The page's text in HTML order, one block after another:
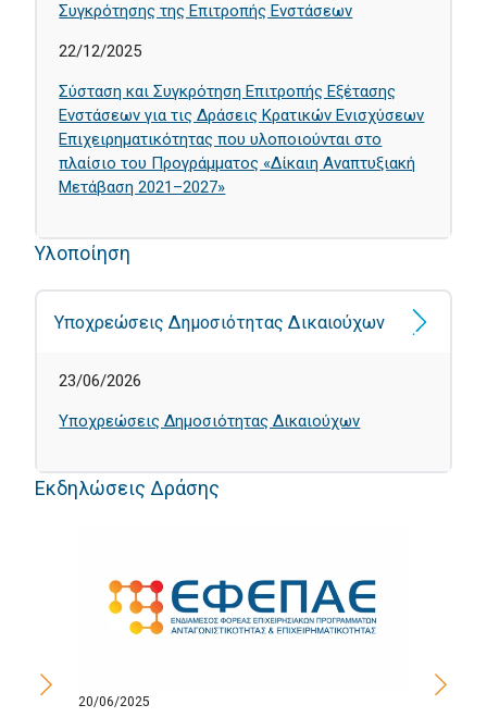
Συγκρότησης της Επιτροπής Ενστάσεων
22/12/2025
Σύσταση και Συγκρότηση Επιτροπής Εξέτασης
Ενστάσεων για τις Δράσεις Κρατικών Ενισχύσεων
Επιχειρηματικότητας που υλοποιούνται στο
πλαίσιο του Προγράμματος «Δίκαιη Αναπτυξιακή
Μετάβαση 2021–2027»
Υλοποίηση
Υποχρεώσεις Δημοσιότητας Δικαιούχων
23/06/2026
Υποχρεώσεις Δημοσιότητας Δικαιούχων
Εκδηλώσεις Δράσης
20/06/2025